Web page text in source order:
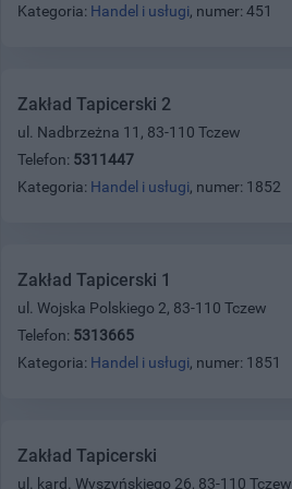
Kategoria: Handel i usługi, numer: 451
Zakład Tapicerski 2
ul. Nadbrzeżna 11, 83-110 Tczew
Telefon: 5311447
Kategoria: Handel i usługi, numer: 1852
Zakład Tapicerski 1
ul. Wojska Polskiego 2, 83-110 Tczew
Telefon: 5313665
Kategoria: Handel i usługi, numer: 1851
Zakład Tapicerski
ul. kard. Wyszyńskiego 26, 83-110 Tczew